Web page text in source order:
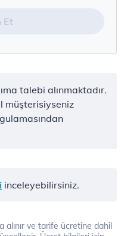
Et
talebi alınmaktadır.
müşterisiyseniz
inceleyebilirsiniz.
alınır ve tarife ücretine dahil